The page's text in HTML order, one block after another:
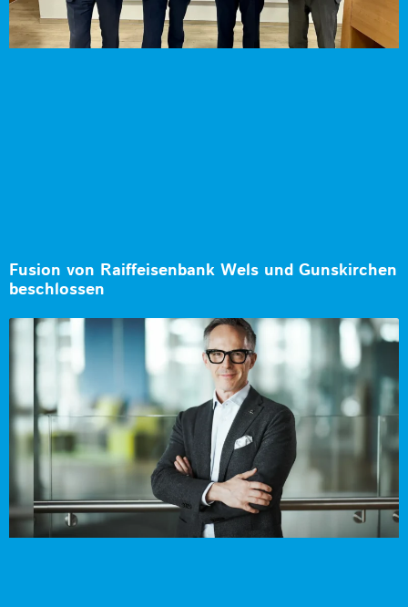
Fusion von Raiffeisenbank Wels und Gunskirchen
beschlossen